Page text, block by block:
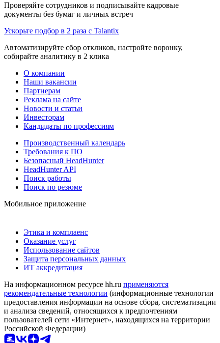
Проверяйте сотрудников и подписывайте кадровые
документы без бумаг и личных встреч
Ускорьте подбор в 2 раза с Talantix
Автоматизируйте сбор откликов, настройте воронку,
собирайте аналитику в 2 клика
О компании
Наши вакансии
Партнерам
Реклама на сайте
Новости и статьи
Инвесторам
Кандидаты по профессиям
Производственный календарь
Требования к ПО
Безопасный HeadHunter
HeadHunter API
Поиск работы
Поиск по резюме
Мобильное приложение
Этика и комплаенс
Оказание услуг
Использование сайтов
Защита персональных данных
ИТ аккредитация
На информационном ресурсе hh.ru применяются
рекомендательные технологии (информационные технологии
предоставления информации на основе сбора, систематизации
и анализа сведений, относящихся к предпочтениям
пользователей сети «Интернет», находящихся на территории
Российской Федерации)